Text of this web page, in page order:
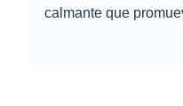
calmante que